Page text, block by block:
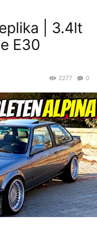
| 3.4lt
E30
0
2277